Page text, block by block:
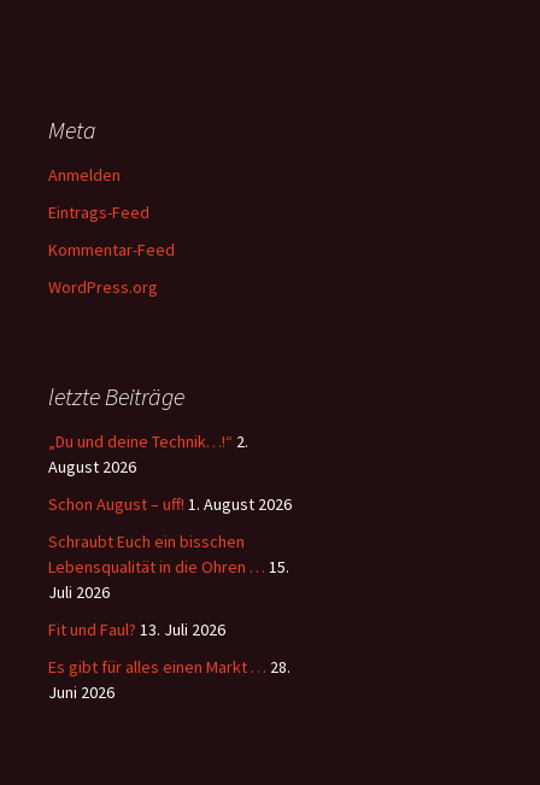
Meta
Anmelden
Eintrags-Feed
Kommentar-Feed
WordPress.org
letzte Beiträge
„Du und deine Technik…!“ 2.
August 2026
Schon August – uff! 1. August 2026
Schraubt Euch ein bisschen
Lebensqualität in die Ohren … 15.
Juli 2026
Fit und Faul? 13. Juli 2026
Es gibt für alles einen Markt … 28.
Juni 2026